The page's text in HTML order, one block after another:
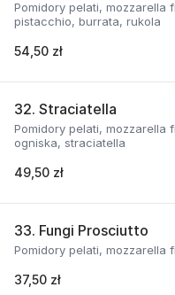
Pomidory pelati, mozzarella
pistacchio, burrata, rukola
54,50 zł
32. Straciatella
Pomidory pelati, mozzarella
ogniska, straciatella
49,50 zł
33. Fungi Prosciutto
Pomidory pelati, mozzarella
37,50 zł